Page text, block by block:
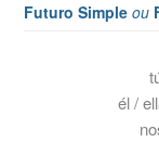
Futuro Simple ou
él /